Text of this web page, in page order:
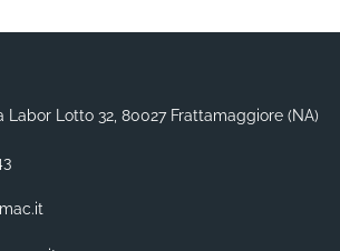
Labor Lotto 32, 80027 Frattamaggiore (NA)